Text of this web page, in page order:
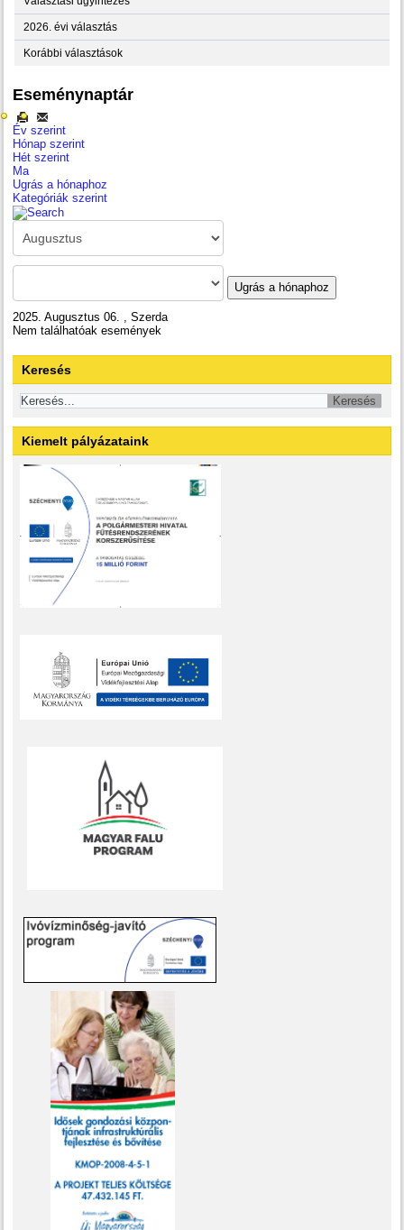
2026. évi választás
Korábbi választások
Eseménynaptár
Év szerint
Hónap szerint
Hét szerint
Ma
Ugrás a hónaphoz
Kategóriák szerint
Ugrás a hónaphoz
2025. Augusztus 06. , Szerda
Nem találhatóak események
Keresés
Kiemelt pályázataink